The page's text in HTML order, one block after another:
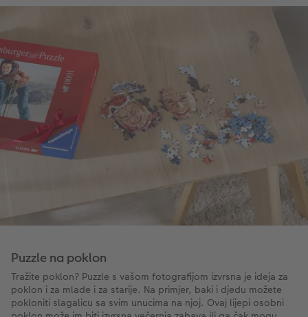
Puzzle na poklon
Tražite poklon? Puzzle s vašom fotografijom izvrsna je ideja za
poklon i za mlade i za starije. Na primjer, baki i djedu možete
pokloniti slagalicu sa svim unucima na njoj. Ovaj lijepi osobni